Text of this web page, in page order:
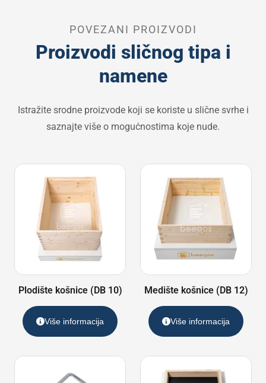
POVEZANI PROIZVODI
Proizvodi sličnog tipa i
namene
Istražite srodne proizvode koji se koriste u slične svrhe i
saznajte više o mogućnostima koje nude.
Plodište košnice (DB 10)
Više informacija
Medište košnice (DB 12)
Više informacija